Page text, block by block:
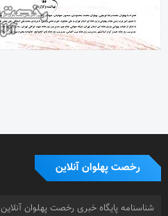
رخصت پهلوان آنلاین
شناسنامه پایگاه خبری رخصت پهلوان آنلاین